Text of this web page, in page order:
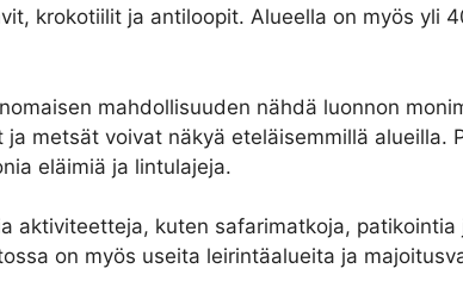
krokotiilit ja antiloopit. Alueella on myös yli
mahdollisuuden nähdä luonnon
metsät voivat näkyä eteläisemmillä alueilla.
eläimiä ja lintulajeja.
​​aktiviteetteja, kuten safarimatkoja,
on myös useita leirintäalueita ja